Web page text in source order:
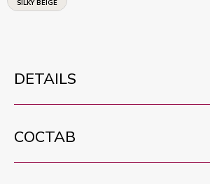
SILKY BEIGE
DETAILS
СОСТАВ